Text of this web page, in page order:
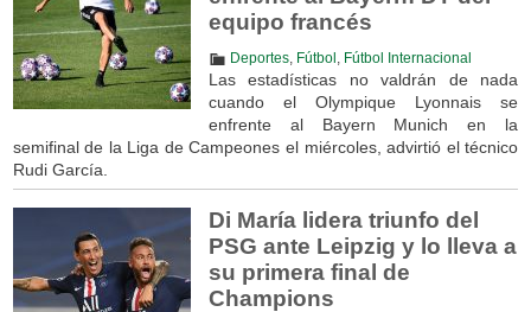
equipo francés
Deportes, Fútbol Fútbol Internacional
Las estadísticas no valdrán de nada
cuando el Olympique Lyonnais se
enfrente al Bayern Munich en la
semifinal de la Liga de Campeones el miércoles, advirtió el técnico
Rudi García.
Di María lidera triunfo del
PSG ante Leipzig y lo lleva a
su primera final de
Champions